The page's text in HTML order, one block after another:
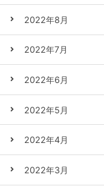
2022年8月
2022年7月
2022年6月
2022年5月
2022年4月
2022年3月